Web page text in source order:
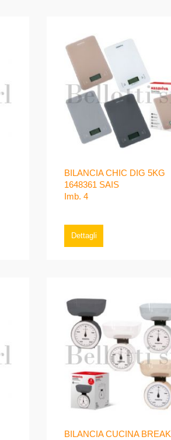
BILANCIA CHIC DIG 5KG
1648361 SAIS
Imb. 4
Dettagli
BILANCIA CUCINA BREAK